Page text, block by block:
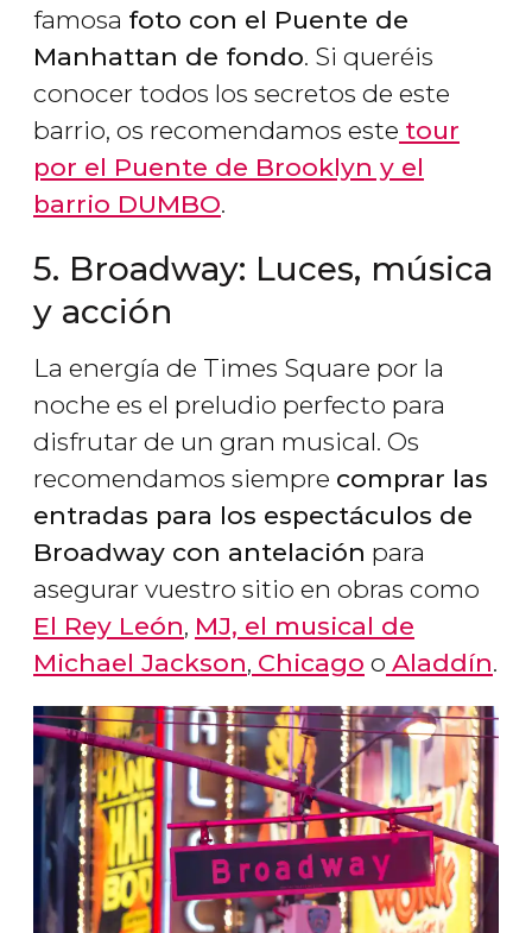
famosa foto con el Puente de
Manhattan de fondo. Si queréis
conocer todos los secretos de este
barrio, os recomendamos este tour
por el Puente de Brooklyn y el
barrio DUMBO.
5. Broadway: Luces, música
y acción
La energía de Times Square por la
noche es el preludio perfecto para
disfrutar de un gran musical. Os
recomendamos siempre comprar las
entradas para los espectáculos de
Broadway con antelación para
asegurar vuestro sitio en obras como
El Rey León, MJ, el musical de
Michael Jackson, Chicago o Aladdín.